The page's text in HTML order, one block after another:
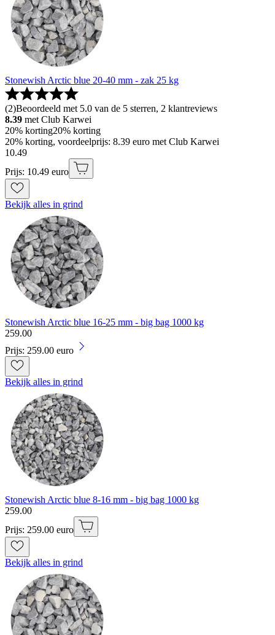
Stonewish Arctic blue 20-40 mm - zak 25 kg
(2)Beoordeeld met 5.0 van de 5 sterren, 2 klantreviews
8.39 met Club Karwei
20% korting20% korting
20% korting, voordeelprijs: 8.39 euro met Club Karwei
10.49
Prijs: 10.49 euro
Bekijk alles in grind
Stonewish Arctic blue 16-25 mm - big bag 1000 kg
259.00
Prijs: 259.00 euro
Bekijk alles in grind
Stonewish Arctic blue 8-16 mm - big bag 1000 kg
259.00
Prijs: 259.00 euro
Bekijk alles in grind